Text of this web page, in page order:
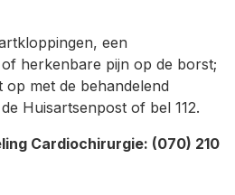
een
herkenbare pijn op de borst;
op met de behandelend
Huisartsenpost of bel 112.
Cardiochirurgie: (070) 210